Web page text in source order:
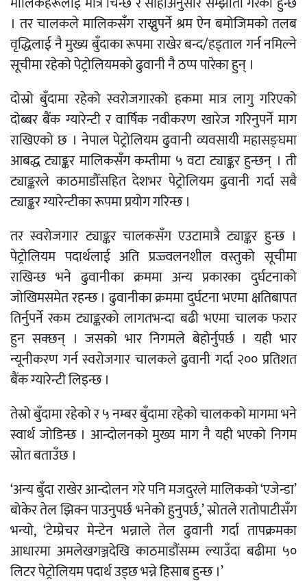
। तर चालकले मालिकसँग राख्नुपर्ने श्रम ऐन बमोजिमको तलब
वृद्धिलाई नै मुख्य बुँदाका रूपमा राखेर बन्द/हड्ताल गर्न नमिल्ने
सूचीमा रहेको पेट्रोलियमको ढुवानी नै ठप्प पारेका हुन् ।
दोस्रो बुँदामा रहेको स्वरोजगारको हकमा मात्र लागु गरिएको
दोब्बर बैंक ग्यारेन्टी र वार्षिक नवीकरण खारेज गरिनुपर्ने माग
राखिएको छ । नेपाल पेट्रोलियम ढुवानी व्यवसायी महासङ्घमा
आबद्ध ट्याङ्कर मालिकसँग कम्तीमा ५ वटा ट्याङ्कर हुन्छन् । ती
ट्याङ्करले काठमाडौँसहित देशभर पेट्रोलियम ढुवानी गर्दा सबै
ट्याङ्कर ग्यारेन्टीका रूपमा प्रयोग गरिन्छ ।
तर स्वरोजगार ट्याङ्कर चालकसँग एउटामात्रै ट्याङ्कर हुन्छ ।
पेट्रोलियम पदार्थलाई अति प्रज्ज्वलनशील वस्तुको सूचीमा
राखिन्छ भने ढुवानीका क्रममा अन्य प्रकारका दुर्घटनाको
जोखिमसमेत रहन्छ । ढुवानीका क्रममा दुर्घटना भएमा क्षतिबापत
तिर्नुपर्ने रकम ट्याङ्करको लागतभन्दा बढी भएमा चालक फरार
हुन सक्छन् । जसको भार निगमले बेहोर्नुपर्छ । यही भार
न्यूनीकरण गर्न स्वरोजगार चालकले ढुवानी गर्दा २०० प्रतिशत
बैंक ग्यारेन्टी लिइन्छ ।
तेस्रो बुँदामा रहेको र ५ नम्बर बुँदामा रहेको चालकको मागमा भने
स्वार्थ जोडिन्छ । आन्दोलनको मुख्य माग नै यही भएको निगम
स्रोत बताउँछ ।
‘अन्य बुँदा राखेर आन्दोलन गरे पनि मजदुरले मालिकको ‘एजेन्डा’
बोकेर तेल झिक्न पाउनुपर्छ भनेको हुनुपर्छ,’ स्रोतले रातोपाटीसँग
भन्यो, ‘टेम्प्रेचर मेन्टेन भन्नाले तेल ढुवानी गर्दा तापक्रमका
आधारमा अमलेखगञ्जदेखि काठमाडौंसम्म ल्याउँदा बढीमा ५०
लिटर पेट्रोलियम पदार्थ उड्छ भन्ने हिसाब हुन्छ ।’